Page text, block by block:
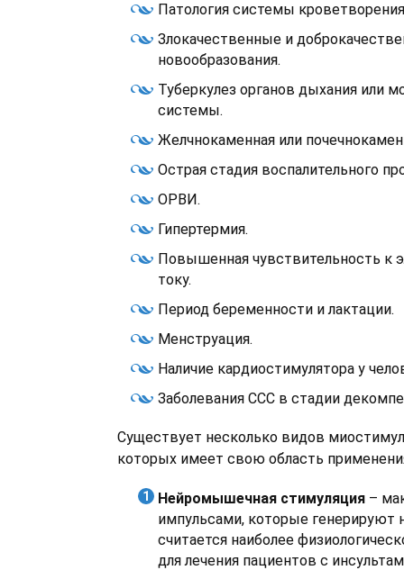
Патология системы
Злокачественные и
новообразования.
Туберкулез органов дыхания или
системы.
Желчнокаменная или
Острая стадия воспалительного
ОРВИ.
Гипертермия.
Повышенная чувствительность к
току.
Период беременности и лактации.
Менструация.
Наличие кардиостимулятора у
Заболевания ССС в стадии
Существует несколько видов
которых имеет свою область
Нейромышечная стимуляция –
импульсами, которые генерируют
считается наиболее
для лечения пациентов с